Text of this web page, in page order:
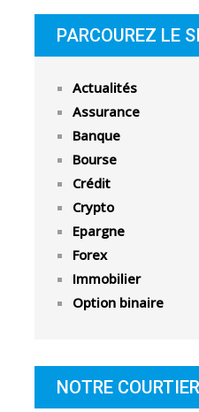
PARCOUREZ LE
Actualités
Assurance
Banque
Bourse
Crédit
Crypto
Epargne
Forex
Immobilier
Option binaire
NOTRE